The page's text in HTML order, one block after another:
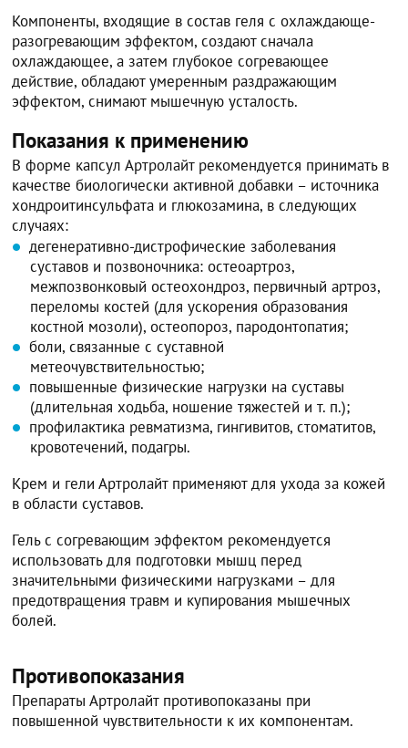
Компоненты, входящие в состав геля с охлаждающе-
разогревающим эффектом, создают сначала
охлаждающее, а затем глубокое согревающее
действие, обладают умеренным раздражающим
эффектом, снимают мышечную усталость.
Показания к применению
В форме капсул Артролайт рекомендуется принимать в
качестве биологически активной добавки – источника
хондроитинсульфата и глюкозамина, в следующих
случаях:
дегенеративно-дистрофические заболевания
суставов и позвоночника: остеоартроз,
межпозвонковый остеохондроз, первичный артроз,
переломы костей (для ускорения образования
костной мозоли), остеопороз, пародонтопатия;
боли, связанные с суставной
метеочувствительностью;
повышенные физические нагрузки на суставы
(длительная ходьба, ношение тяжестей и т. п.);
профилактика ревматизма, гингивитов, стоматитов,
кровотечений, подагры.
Крем и гели Артролайт применяют для ухода за кожей
в области суставов.
Гель с согревающим эффектом рекомендуется
использовать для подготовки мышц перед
значительными физическими нагрузками – для
предотвращения травм и купирования мышечных
болей.
Противопоказания
Препараты Артролайт противопоказаны при
повышенной чувствительности к их компонентам.